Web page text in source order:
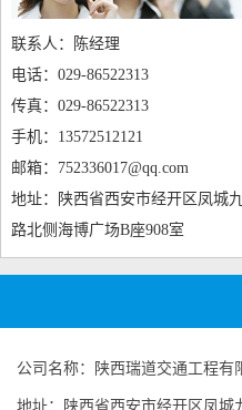
联系人：陈经理
电话：029-86522313
传真：029-86522313
手机：13572512121
邮箱：752336017@qq.com
地址：陕西省西安市经开区凤城
路北侧海博广场B座908室
公司名称：陕西瑞道交通工程有
地址：陕西省西安市经开区凤城